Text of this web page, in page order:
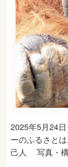
2025年5月24
ーのふるさと
己人 写真・構